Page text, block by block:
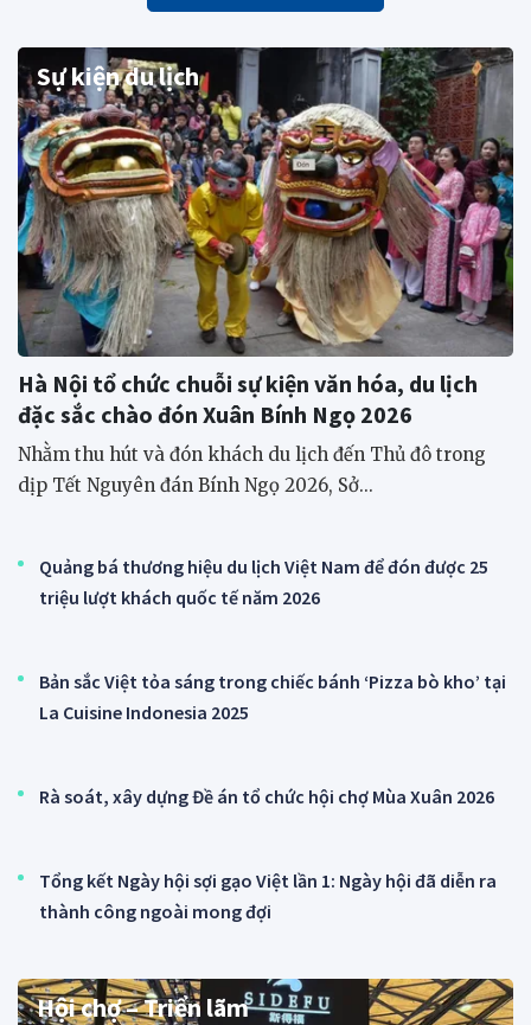
Sự kiện du lịch
Hà Nội tổ chức chuỗi sự kiện văn hóa, du lịch
đặc sắc chào đón Xuân Bính Ngọ 2026
Nhằm thu hút và đón khách du lịch đến Thủ đô trong
dịp Tết Nguyên đán Bính Ngọ 2026, Sở...
Quảng bá thương hiệu du lịch Việt Nam để đón được 25
triệu lượt khách quốc tế năm 2026
Bản sắc Việt tỏa sáng trong chiếc bánh ‘Pizza bò kho’ tại
La Cuisine Indonesia 2025
Rà soát, xây dựng Đề án tổ chức hội chợ Mùa Xuân 2026
Tổng kết Ngày hội sợi gạo Việt lần 1: Ngày hội đã diễn ra
thành công ngoài mong đợi
Hội chợ – Triển lãm